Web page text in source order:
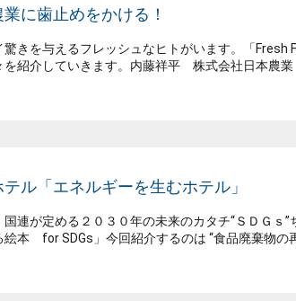
に歯止めをかける！
きを与えるフレッシュなヒトがいます。「
紹介していきます。内藤祥平 株式会社日本農
ル「エネルギーを生むホテル」
連が定める２０３０年の未来のカタチ“ＳＤＧｓ
本 for SDGs」今回紹介するのは “食品廃棄物の